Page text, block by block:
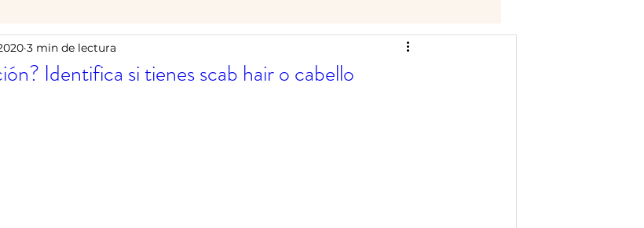
Identifica si tienes scab hair o cabello
3 min de lectura